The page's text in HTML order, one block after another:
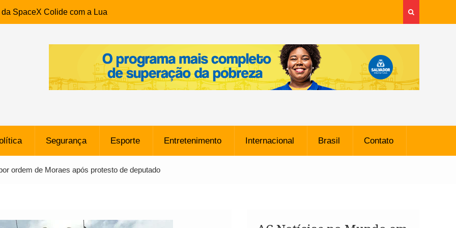
SpaceX Colide com a Lua
Metros, Afirma a Nasa
Cabo Daciolo Tem
em Frente a
da Mata Escura, em
B: Lateral revelado pelo
ligada a ‘Zói de Gato’, do
Segurança Esporte Entretenimento Internacional Brasil Contato
ordem de Moraes após protesto de deputado